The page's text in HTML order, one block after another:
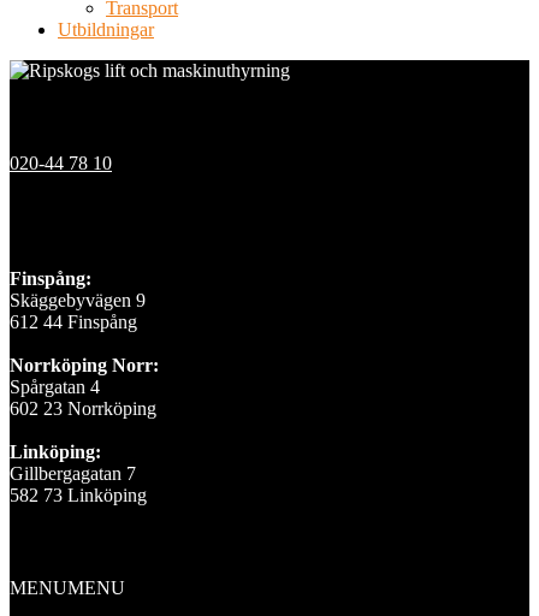
Transport
Utbildningar
020-44 78 10
Finspång:
Skäggebyvägen 9
612 44 Finspång
Norrköping Norr:
Spårgatan 4
602 23 Norrköping
Linköping:
Gillbergagatan 7
582 73 Linköping
MENUMENU